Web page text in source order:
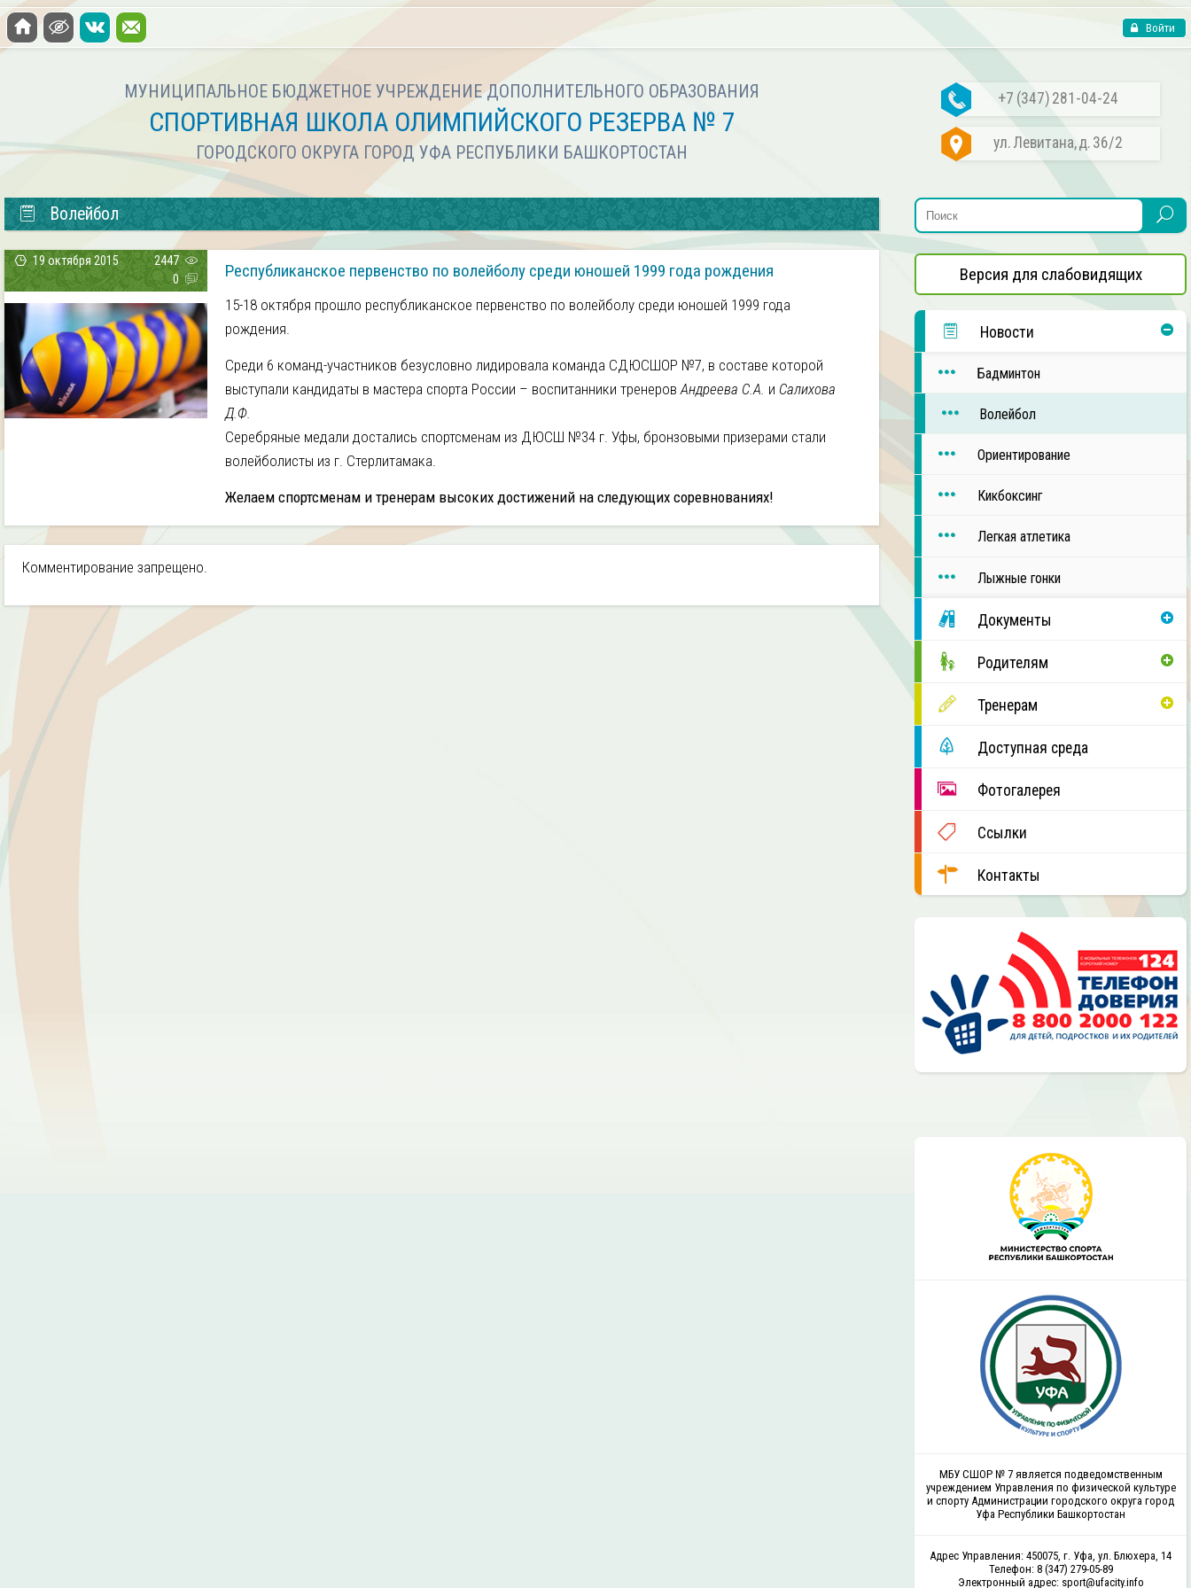
Войти
МУНИЦИПАЛЬНОЕ БЮДЖЕТНОЕ УЧРЕЖДЕНИЕ ДОПОЛНИТЕЛЬНОГО ОБРАЗОВАНИЯ
СПОРТИВНАЯ ШКОЛА ОЛИМПИЙСКОГО РЕЗЕРВА № 7
ГОРОДСКОГО ОКРУГА ГОРОД УФА РЕСПУБЛИКИ БАШКОРТОСТАН
+7 (347) 281-04-24
ул. Левитана, д. 36/2
Версия для слабовидящих
Новости
Бадминтон
Волейбол
Ориентирование
Кикбоксинг
Легкая атлетика
Лыжные гонки
Документы
Родителям
Тренерам
Доступная среда
Фотогалерея
Ссылки
Контакты
МБУ СШОР № 7 является подведомственным
учреждением Управления по физической культуре
и спорту Администрации городского округа город
Уфа Республики Башкортостан
Адрес Управления: 450075, г. Уфа, ул. Блюхера, 14
Телефон: 8 (347) 279-05-89
Электронный адрес: sport@ufacity.info
Волейбол
19 октября 2015
2447
0
Республиканское первенство по волейболу среди юношей 1999 года рождения
15-18 октября прошло республиканское первенство по волейболу среди юношей 1999 года
рождения.
Среди 6 команд-участников безусловно лидировала команда СДЮСШОР №7, в составе которой
выступали кандидаты в мастера спорта России – воспитанники тренеров Андреева С.А. и Салихова
Д.Ф.
Серебряные медали достались спортсменам из ДЮСШ №34 г. Уфы, бронзовыми призерами стали
волейболисты из г. Стерлитамака.
Желаем спортсменам и тренерам высоких достижений на следующих соревнованиях!
Комментирование запрещено.